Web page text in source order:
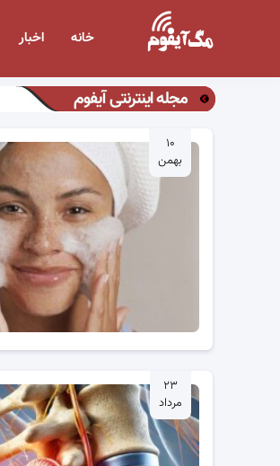
خانه اخبار
مجله اینترنتی آیفوم
۱۰
بهمن
۲۳
مرداد